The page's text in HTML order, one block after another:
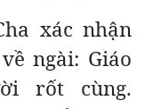
xác nhận
ngài: Giáo
rốt cùng.